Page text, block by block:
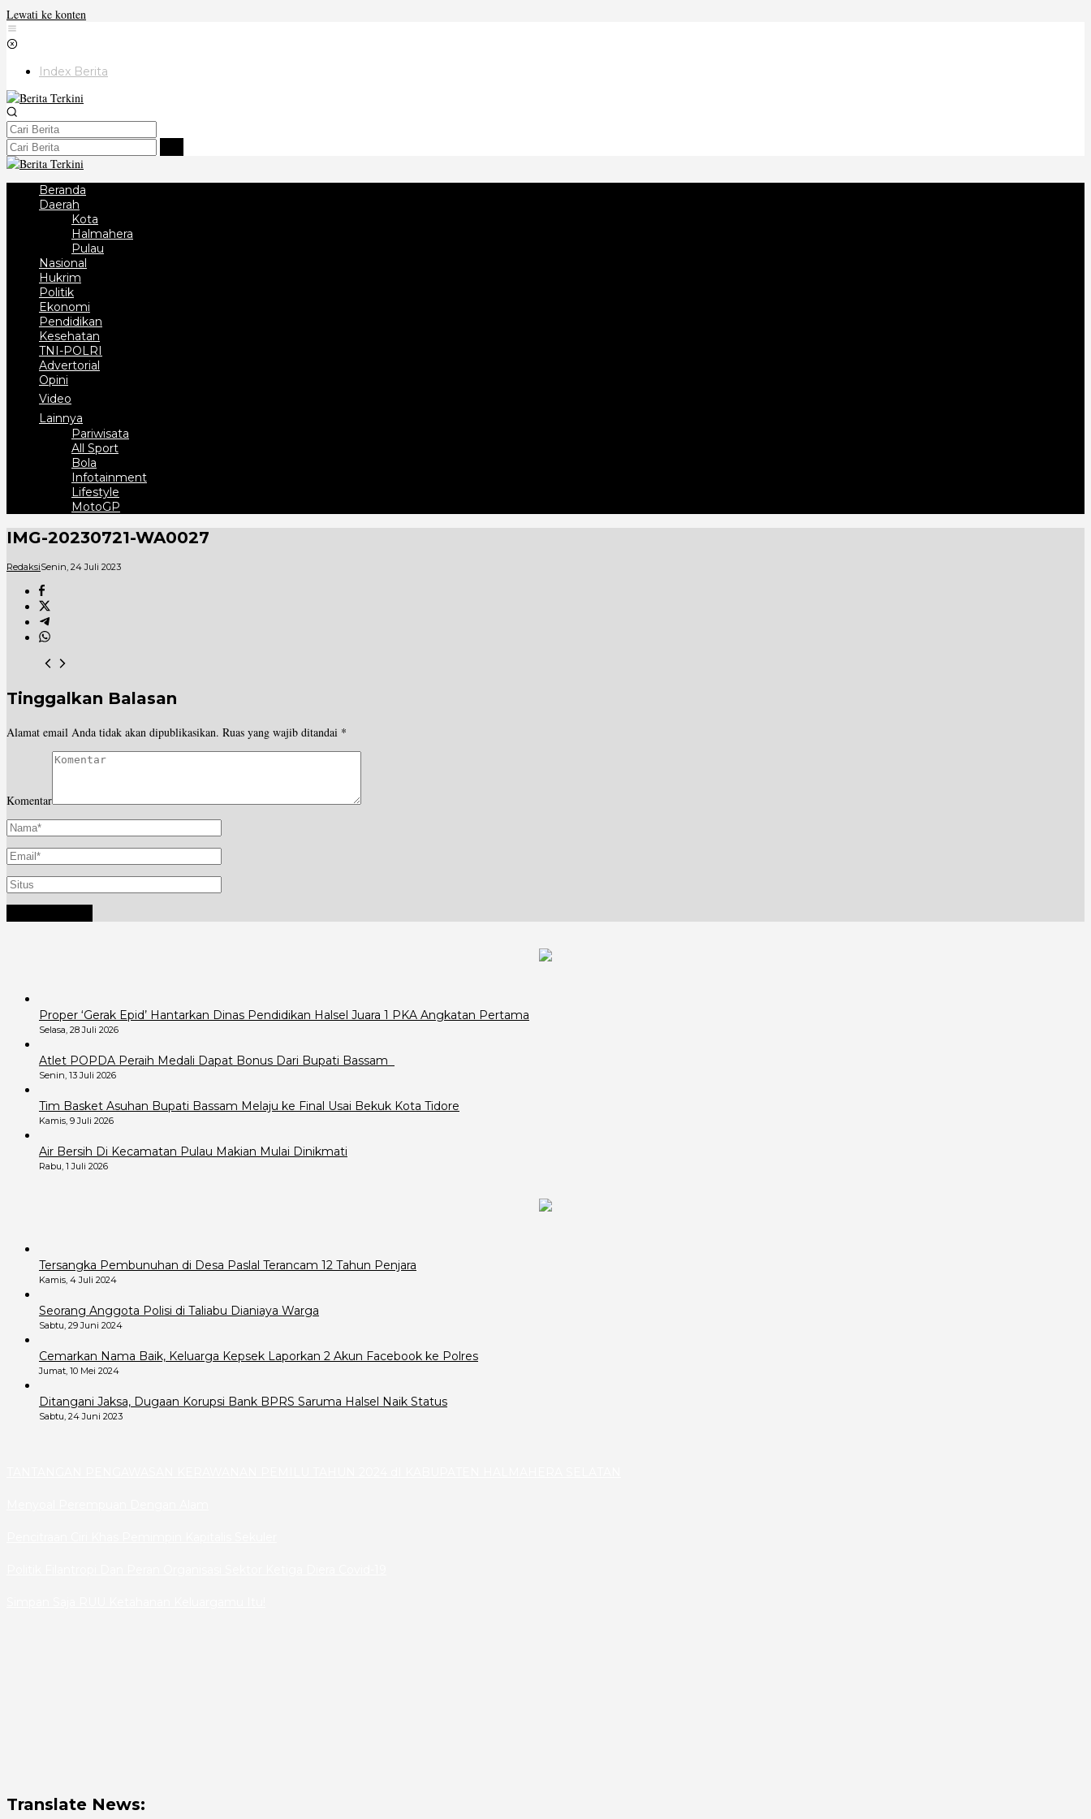
Lewati ke konten
Index Berita
Beranda
Daerah
Kota
Halmahera
Pulau
Nasional
Hukrim
Politik
Ekonomi
Pendidikan
Kesehatan
TNI-POLRI
Advertorial
Opini
Video
Lainnya
Pariwisata
All Sport
Bola
Infotainment
Lifestyle
MotoGP
IMG-20230721-WA0027
RedaksiSenin, 24 Juli 2023
Tinggalkan Balasan
Alamat email Anda tidak akan dipublikasikan. Ruas yang wajib ditandai *
Komentar
Proper ‘Gerak Epid’ Hantarkan Dinas Pendidikan Halsel Juara 1 PKA Angkatan Pertama
Selasa, 28 Juli 2026
Atlet POPDA Peraih Medali Dapat Bonus Dari Bupati Bassam
Senin, 13 Juli 2026
Tim Basket Asuhan Bupati Bassam Melaju ke Final Usai Bekuk Kota Tidore
Kamis, 9 Juli 2026
Air Bersih Di Kecamatan Pulau Makian Mulai Dinikmati
Rabu, 1 Juli 2026
Tersangka Pembunuhan di Desa Paslal Terancam 12 Tahun Penjara
Kamis, 4 Juli 2024
Seorang Anggota Polisi di Taliabu Dianiaya Warga
Sabtu, 29 Juni 2024
Cemarkan Nama Baik, Keluarga Kepsek Laporkan 2 Akun Facebook ke Polres
Jumat, 10 Mei 2024
Ditangani Jaksa, Dugaan Korupsi Bank BPRS Saruma Halsel Naik Status
Sabtu, 24 Juni 2023
Translate News: